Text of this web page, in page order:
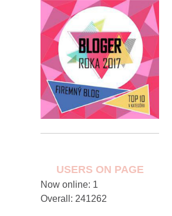
USERS ON PAGE
Now online: 1
Overall: 241262